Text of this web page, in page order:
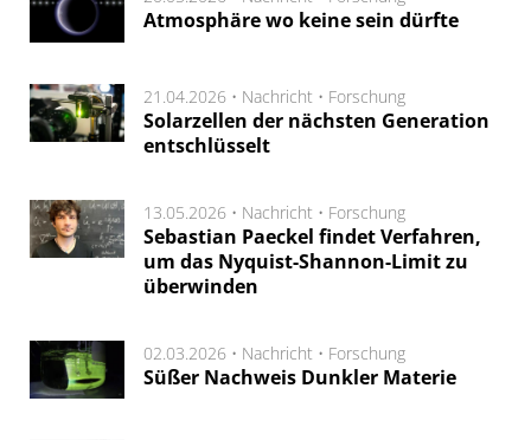
Atmosphäre wo keine sein dürfte
21.04.2026 • Nachricht • Forschung
Solarzellen der nächsten Generation
entschlüsselt
13.05.2026 • Nachricht • Forschung
Sebastian Paeckel findet Verfahren,
um das Nyquist-Shannon-Limit zu
überwinden
02.03.2026 • Nachricht • Forschung
Süßer Nachweis Dunkler Materie